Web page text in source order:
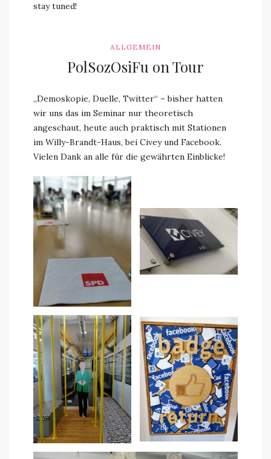
stay tuned!
ALLGEMEIN
PolSozOsiFu on Tour
„Demoskopie, Duelle, Twitter“ – bisher hatten
wir uns das im Seminar nur theoretisch
angeschaut, heute auch praktisch mit Stationen
im Willy-Brandt-Haus, bei Civey und Facebook.
Vielen Dank an alle für die gewährten Einblicke!